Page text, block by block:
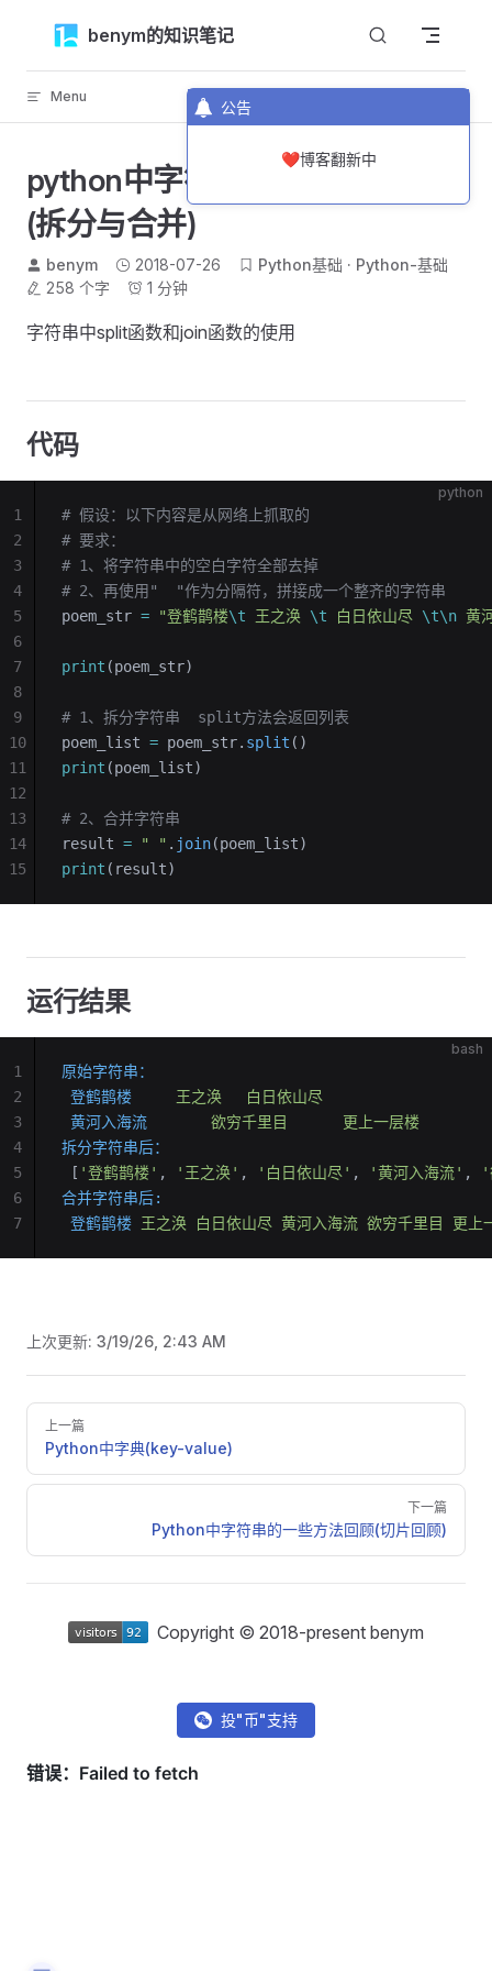
公告
❤️博客翻新中
Skip to contentbenym的知识笔记
Menu 返回顶部
python中字符串的一些方法回顾
(拆分与合并)
benym 2018-07-26 Python基础
Python-基础
258 个字
1 分钟
字符串中split函数和join函数的使用
代码
python
# 假设：以下内容是从网络上抓取的
# 要求：
# 1、将字符串中的空白字符全部去掉
# 2、再使用"  "作为分隔符，拼接成一个整齐的字符串
poem_str = "登鹤鹊楼\t 王之涣 \t 白日依山尽 \t\n 黄
print (poem_str)
# 1、拆分字符串  split方法会返回列表
poem_list = poem_str. split ()
print (poem_list)
# 2、合并字符串
result = " " . join(poem_list)
print (result)
1
2
3
4
5
6
7
8
9
10
11
12
13
14
15
运行结果
bash
原始字符串：
登鹤鹊楼
	 王之涣
白日依山尽
黄河入海流
欲穷千里目
		更上一层楼
拆分字符串后：
[ '登鹤鹊楼' , '王之涣' , '白日依山尽' , '黄河入海流' ,
'
合并字符串后:
登鹤鹊楼 王之涣 白日依山尽 黄河入海流 欲穷千里目 更上
1
2
3
4
5
6
7
上次更新: 3/19/26, 2:43 AM
Pager
上一篇
Python中字典(key-value)
下一篇
Python中字符串的一些方法回顾(切片回顾)
Copyright © 2018-present benym
投"币"支持